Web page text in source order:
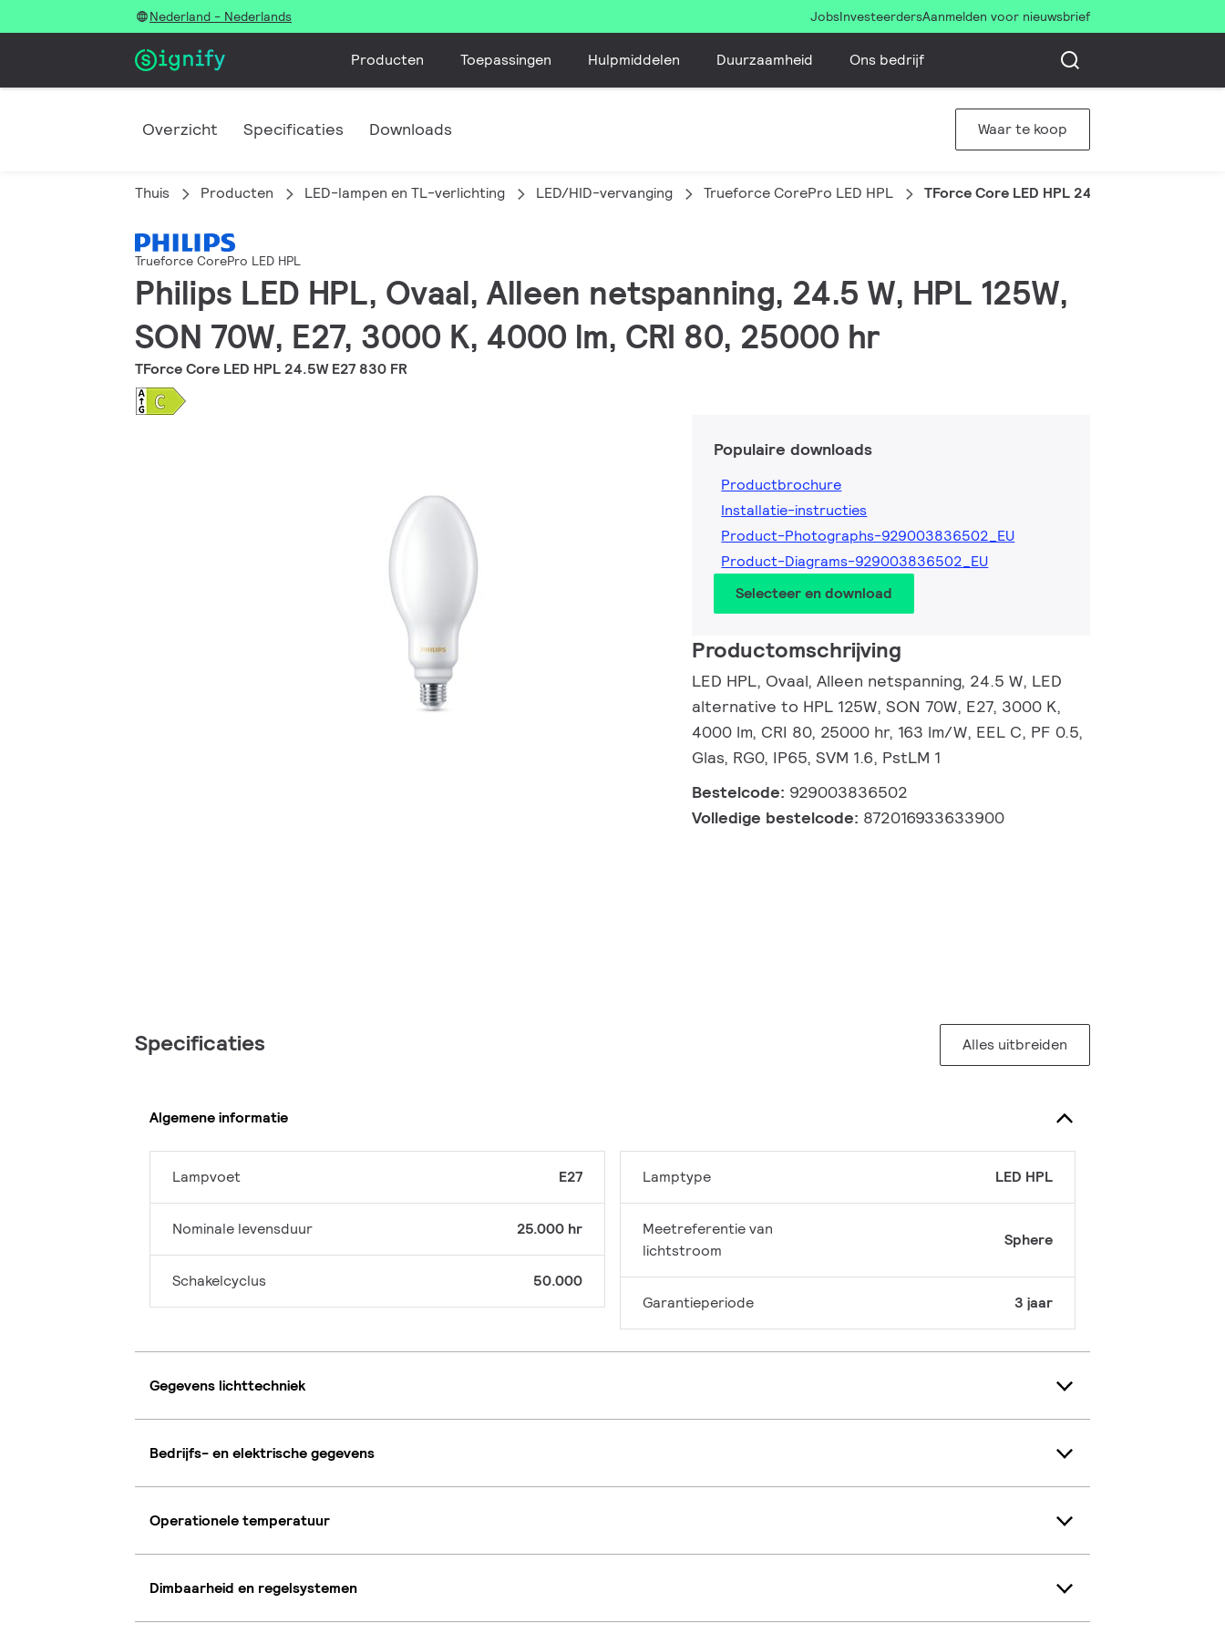
Nederland - Nederlands JobsInvesteerdersAanmelden voor nieuwsbrief
Producten Toepassingen Hulpmiddelen Duurzaamheid Ons bedrijf
Overzicht Specificaties Downloads Waar te koop
Thuis Producten LED-lampen en TL-verlichting LED/HID-vervanging Trueforce CorePro LED HPL TForce Core LED HPL 24.5W E27 830 FR
Trueforce CorePro LED HPL
Philips LED HPL, Ovaal, Alleen netspanning, 24.5 W, HPL 125W,
SON 70W, E27, 3000 K, 4000 lm, CRI 80, 25000 hr
TForce Core LED HPL 24.5W E27 830 FR
Populaire downloads
Productbrochure
Installatie-instructies
Product-Photographs-929003836502_EU
Product-Diagrams-929003836502_EU
Selecteer en download
Productomschrijving
LED HPL, Ovaal, Alleen netspanning, 24.5 W, LED
alternative to HPL 125W, SON 70W, E27, 3000 K,
4000 lm, CRI 80, 25000 hr, 163 lm/W, EEL C, PF 0.5,
Glas, RG0, IP65, SVM 1.6, PstLM 1
Bestelcode: 929003836502
Volledige bestelcode: 872016933633900
Specificaties Alles uitbreiden
Algemene informatie
Lampvoet E27
Nominale levensduur 25.000 hr
Schakelcyclus 50.000
Lamptype LED HPL
Meetreferentie van
lichtstroom
Sphere
Garantieperiode 3 jaar
Gegevens lichttechniek
Bedrijfs- en elektrische gegevens
Operationele temperatuur
Dimbaarheid en regelsystemen